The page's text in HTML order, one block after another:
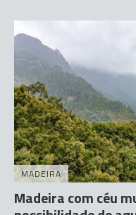
MADEIRA
Madeira com céu